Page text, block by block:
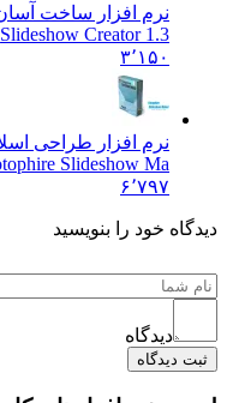
نرم افزار ساخت
Slideshow Creator 1.3
۳٬۱۵۰
نرم افزار طراحی
Slideshow Ma
۶٬۷۹۷
دیدگاه خود را بنویسید
دیدگاه
ثبت دیدگاه